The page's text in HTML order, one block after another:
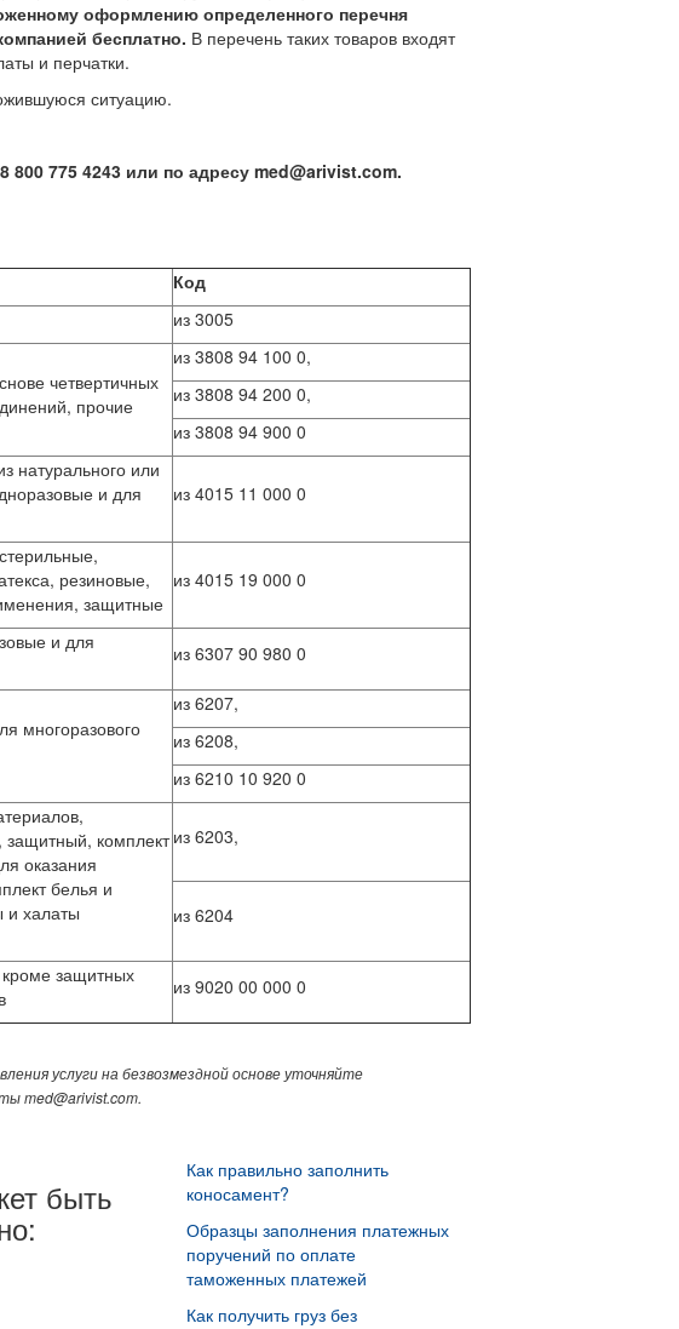
оформлению определенного перечня
бесплатно. В перечень таких товаров входят
и перчатки.
ситуацию.
775 4243 или по адресу med@arivist.com.
Код
из 3005
четвертичных
прочие
из 3808 94 100 0,
из 3808 94 200 0,
из 3808 94 900 0
натурального или
и для
из 4015 11 000 0
резиновые,
защитные
из 4015 19 000 0
и для
из 6307 90 980 0
многоразового
из 6207,
из 6208,
из 6210 10 920 0
защитный, комплект
оказания
белья и
и халаты
из 6203,
из 6204
защитных
из 9020 00 000 0
услуги на безвозмездной основе уточняйте
med@arivist.com.
быть
Как правильно заполнить
коносамент?
Образцы заполнения платежных
поручений по оплате
таможенных платежей
Как получить груз без